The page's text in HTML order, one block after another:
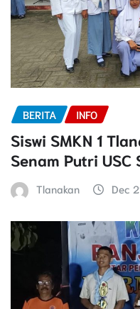
BERITA INFO
Siswi SMKN 1
Senam Putri
Tlanakan Dec